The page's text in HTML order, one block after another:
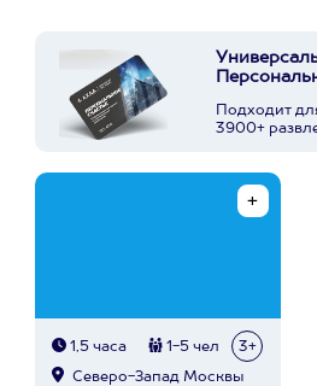
Подходит
3900+
1,5 часа 1-5 чел 3+
Северо-Запад Москвы